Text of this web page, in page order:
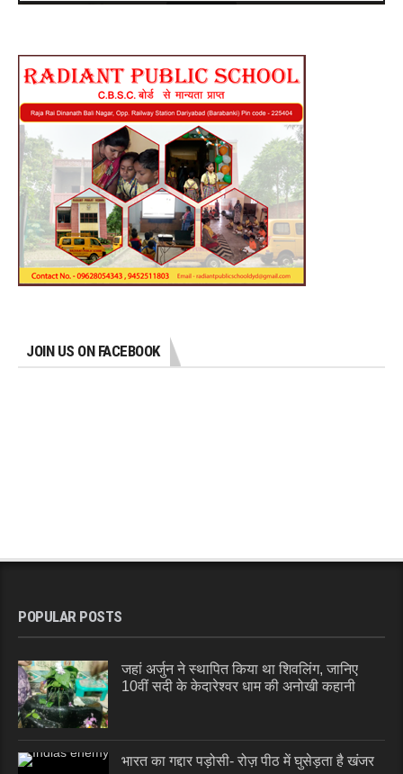
JOIN US ON FACEBOOK
POPULAR POSTS
जहां अर्जुन ने स्थापित किया था शिवलिंग, जानिए
10वीं सदी के केदारेश्वर धाम की अनोखी कहानी
भारत का गद्दार पड़ोसी- रोज़ पीठ में घुसेड़ता है खंजर